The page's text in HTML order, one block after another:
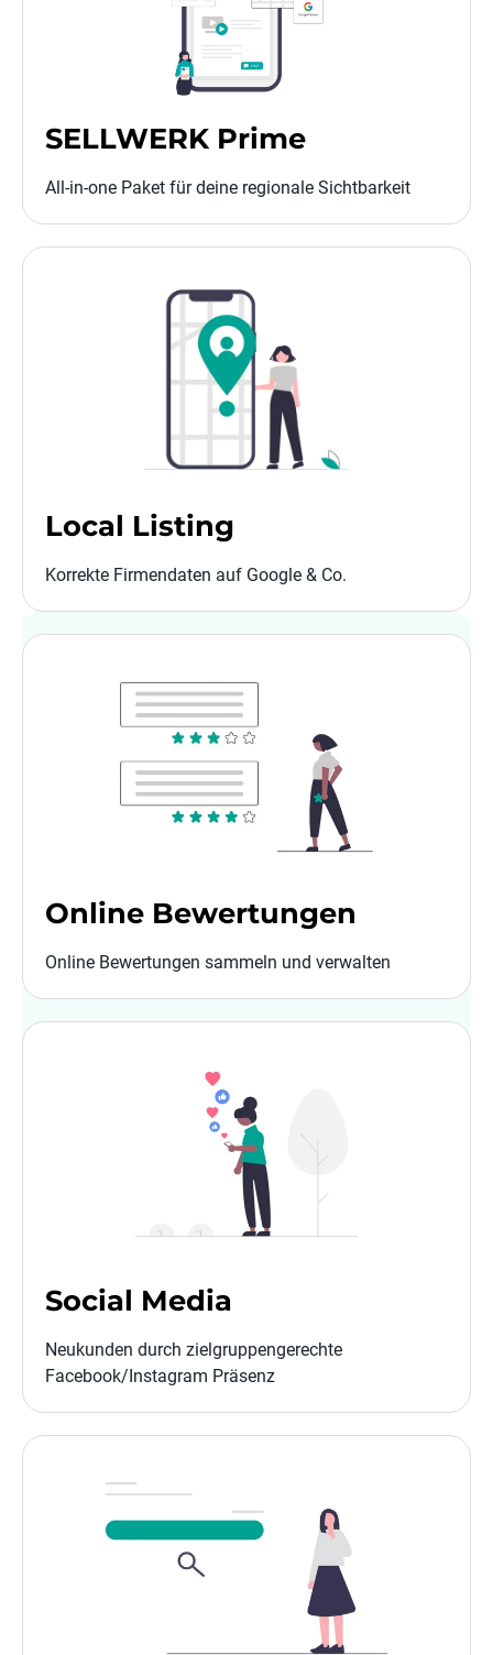
SELLWERK Prime
All-in-one Paket für deine regionale Sichtbarkeit
Local Listing
Korrekte Firmendaten auf Google & Co.
Online Bewertungen
Online Bewertungen sammeln und verwalten
Social Media
Neukunden durch zielgruppengerechte
Facebook/Instagram Präsenz